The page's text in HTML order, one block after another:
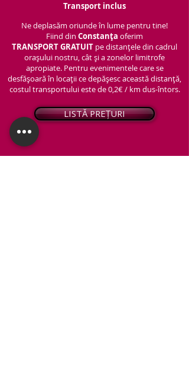
Transport inclus
Ne deplasăm oriunde în lume pentru tine!
Fiind din Constanța oferim
TRANSPORTGRATUIT pe distanțele din cadrul
orașului nostru, cât și a zonelor limitrofe
apropiate. Pentru evenimentele care se
desfășoară în locații ce depășesc această distanță,
costul transportului este de 0,2€ / km dus-întors.
LISTĂ PREȚURI
© 2026 - Snap PhotoBooth